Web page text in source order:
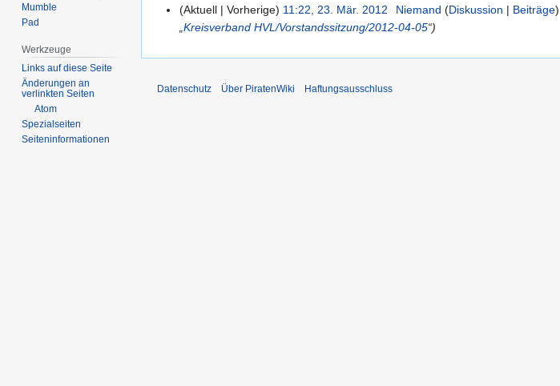
23.
März
Aktuell Vorherige 11:22, 23. Mär. 2012 Niemand Diskussion Beiträge
„Kreisverband HVL/Vorstandssitzung/2012-04-05“
Mumble
Pad
Werkzeuge
Links auf diese Seite
Änderungen an
verlinkten Seiten
Atom
Spezialseiten
Seiten­­informationen
Datenschutz Über PiratenWiki Haftungsausschluss